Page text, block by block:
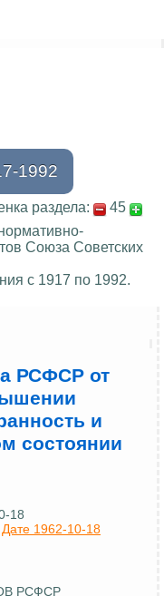
1992
раздела:
45
Союза Советских
с 1917 по 1992.
РСФСР от
и
состоянии
18
Дате 1962-10-18
РСФСР